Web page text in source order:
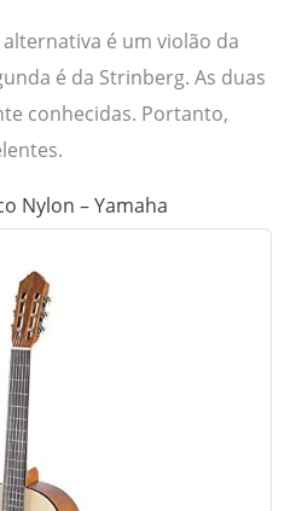
é um violão da
é da Strinberg. As duas
conhecidas. Portanto,
Nylon – Yamaha